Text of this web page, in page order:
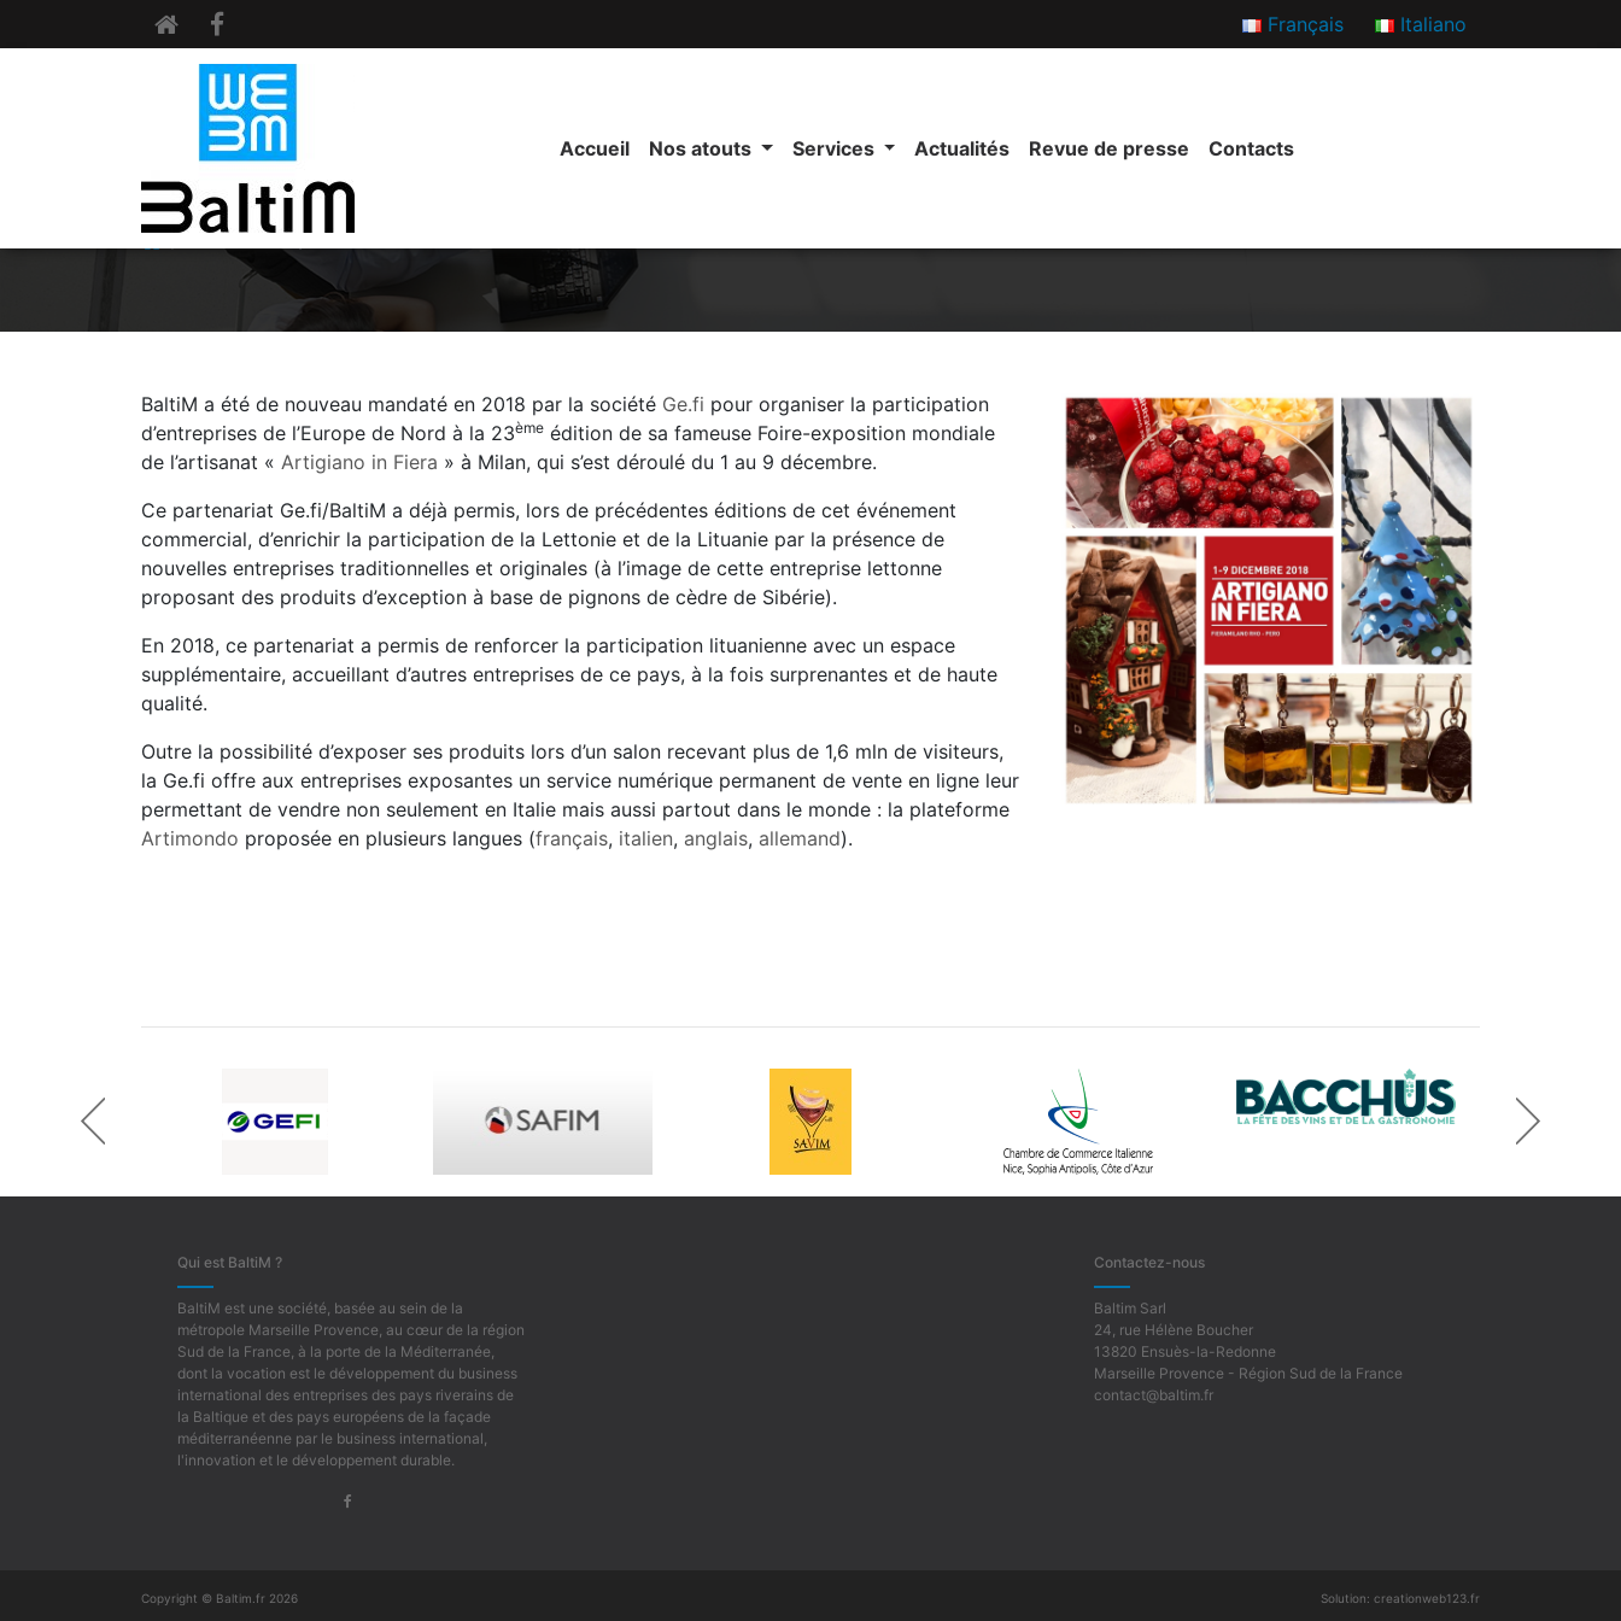
Français Italiano
Accueil Nos atouts Services Actualités Revue de presse Contacts
BaltiM a été de nouveau mandaté en 2018 par la société Ge.fi pour organiser la participation
d’entreprises de l’Europe de Nord à la 23ème édition de sa fameuse Foire-exposition mondiale
de l’artisanat « Artigiano in Fiera » à Milan, qui s’est déroulé du 1 au 9 décembre.
Ce partenariat Ge.fi/BaltiM a déjà permis, lors de précédentes éditions de cet événement
commercial, d’enrichir la participation de la Lettonie et de la Lituanie par la présence de
nouvelles entreprises traditionnelles et originales (à l’image de cette entreprise lettonne
proposant des produits d’exception à base de pignons de cèdre de Sibérie).
En 2018, ce partenariat a permis de renforcer la participation lituanienne avec un espace
supplémentaire, accueillant d’autres entreprises de ce pays, à la fois surprenantes et de haute
qualité.
Outre la possibilité d’exposer ses produits lors d’un salon recevant plus de 1,6 mln de visiteurs,
la Ge.fi offre aux entreprises exposantes un service numérique permanent de vente en ligne leur
permettant de vendre non seulement en Italie mais aussi partout dans le monde : la plateforme
Artimondo proposée en plusieurs langues (français, italien, anglais, allemand).
prev
next
Qui est BaltiM ?
BaltiM est une société, basée au sein de la
métropole Marseille Provence, au cœur de la région
Sud de la France, à la porte de la Méditerranée,
dont la vocation est le développement du business
international des entreprises des pays riverains de
la Baltique et des pays européens de la façade
méditerranéenne par le business international,
l'innovation et le développement durable.
Contactez-nous
Baltim Sarl
24, rue Hélène Boucher
13820 Ensuès-la-Redonne
Marseille Provence - Région Sud de la France
contact@baltim.fr
Copyright © Baltim.fr 2026 Solution: creationweb123.fr